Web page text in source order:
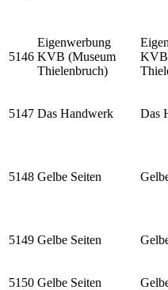
5146
Eigenwerbung
KVB (Museum
Thielenbruch)
KVB
5147 Das Handwerk Das
5148 Gelbe Seiten
5149 Gelbe Seiten
5150 Gelbe Seiten